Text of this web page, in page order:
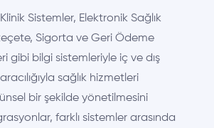
Sistemler, Elektronik Sağlık
Sigorta ve Geri Ödeme
gibi bilgi sistemleriyle iç ve dış
sağlık hizmetleri
bir şekilde yönetilmesini
farklı sistemler arasında